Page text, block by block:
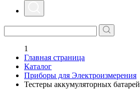
1
Главная страница
Каталог
Приборы для Электроизмерения
Тестеры аккумуляторных батарей